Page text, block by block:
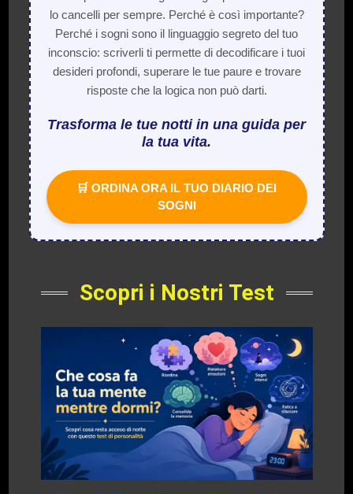
lo cancelli per sempre. Perché è così importante?
Perché i sogni sono il linguaggio segreto del tuo
inconscio: scriverli ti permette di decodificare i tuoi
desideri profondi, superare le tue paure e trovare
risposte che la logica non può darti.
Trasforma le tue notti in una guida per
la tua vita.
🛒 ORDINA ORA IL TUO DIARIO DEI
SOGNI
Scopri i Nostri Test